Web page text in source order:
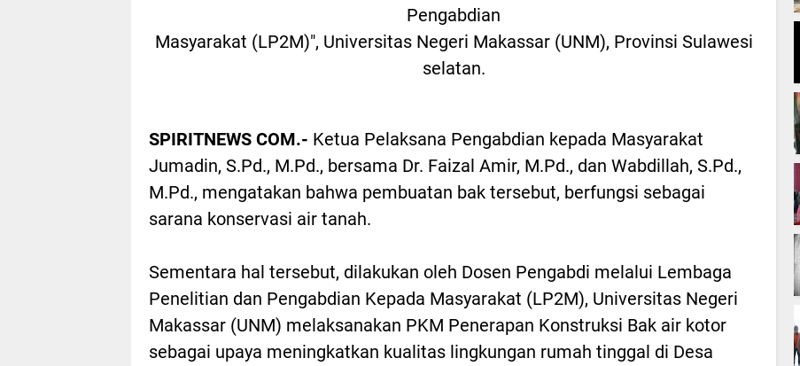
Pengabdian
Masyarakat (LP2M)", Universitas Negeri Makassar (UNM), Provinsi Sulawesi
selatan.
SPIRITNEWS COM.- Ketua Pelaksana Pengabdian kepada Masyarakat
Jumadin, S.Pd., M.Pd., bersama Dr. Faizal Amir, M.Pd., dan Wabdillah, S.Pd.,
M.Pd., mengatakan bahwa pembuatan bak tersebut, berfungsi sebagai
sarana konservasi air tanah.
Sementara hal tersebut, dilakukan oleh Dosen Pengabdi melalui Lembaga
Penelitian dan Pengabdian Kepada Masyarakat (LP2M), Universitas Negeri
Makassar (UNM) melaksanakan PKM Penerapan Konstruksi Bak air kotor
sebagai upaya meningkatkan kualitas lingkungan rumah tinggal di Desa